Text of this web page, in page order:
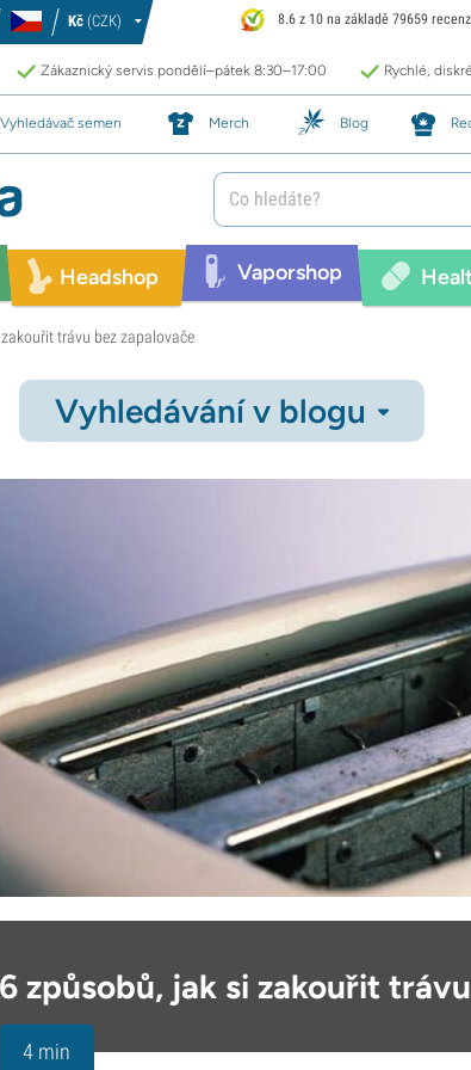
Kč (CZK) 8.6 z 10 na základě 79659
Zákaznický servis pondělí–pátek 8:30–17:00 Rychlé,
Vyhledávač semen Merch Blog
Headshop Vaporshop
trávu bez zapalovače
Vyhledávání v blogu
6 způsobů, jak si zakouřit
4 min